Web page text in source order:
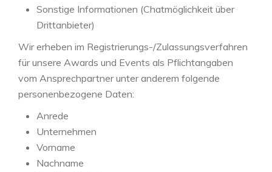
Sonstige Informationen (Chatmöglichkeit über
Drittanbieter)
Wir erheben im Registrierungs-/Zulassungsverfahren
für unsere Awards und Events als Pflichtangaben
vom Ansprechpartner unter anderem folgende
personenbezogene Daten:
Anrede
Unternehmen
Vorname
Nachname